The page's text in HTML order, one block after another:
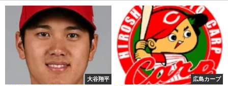
大谷翔平 広島カープ